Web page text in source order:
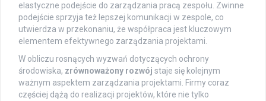
elastyczne podejście do zarządzania pracą zespołu. Zwinne
podejście sprzyja też lepszej komunikacji w zespole, co
utwierdza w przekonaniu, że współpraca jest kluczowym
elementem efektywnego zarządzania projektami.
W obliczu rosnących wyzwań dotyczących ochrony
środowiska, zrównoważony rozwój staje się kolejnym
ważnym aspektem zarządzania projektami. Firmy coraz
częściej dążą do realizacji projektów, które nie tylko